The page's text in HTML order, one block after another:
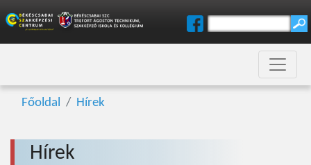
Főoldal Hírek
Hírek